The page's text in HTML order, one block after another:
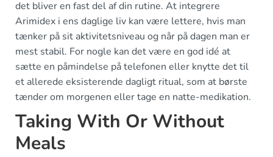
det bliver en fast del af din rutine. At integrere
Arimidex i ens daglige liv kan være lettere, hvis man
tænker på sit aktivitetsniveau og når på dagen man er
mest stabil. For nogle kan det være en god idé at
sætte en påmindelse på telefonen eller knytte det til
et allerede eksisterende dagligt ritual, som at børste
tænder om morgenen eller tage en natte-medikation.
Taking With Or Without
Meals